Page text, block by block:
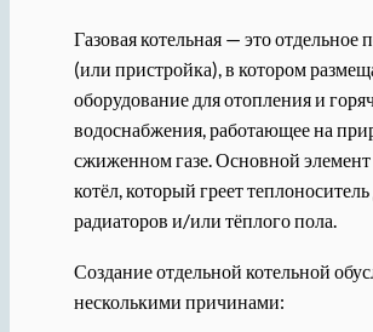
Газовая котельная — это отдельное
(или пристройка), в котором
оборудование для отопления и
водоснабжения, работающее на
сжиженном газе. Основной
котёл, который греет теплоноситель
радиаторов и/или тёплого пола.
Создание отдельной котельной
несколькими причинами: